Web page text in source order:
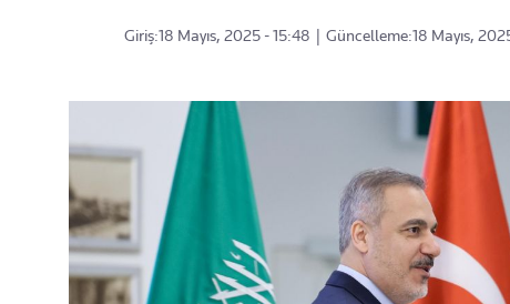
Giriş:18 Mayıs, 2025 - 15:48 Güncelleme:18 Mayıs,